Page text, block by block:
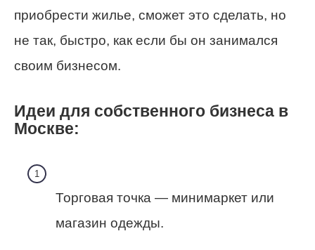
приобрести жилье, сможет это сделать, но
не так, быстро, как если бы он занимался
своим бизнесом.
Идеи для собственного бизнеса в
Москве:
Торговая точка — минимаркет или
магазин одежды.